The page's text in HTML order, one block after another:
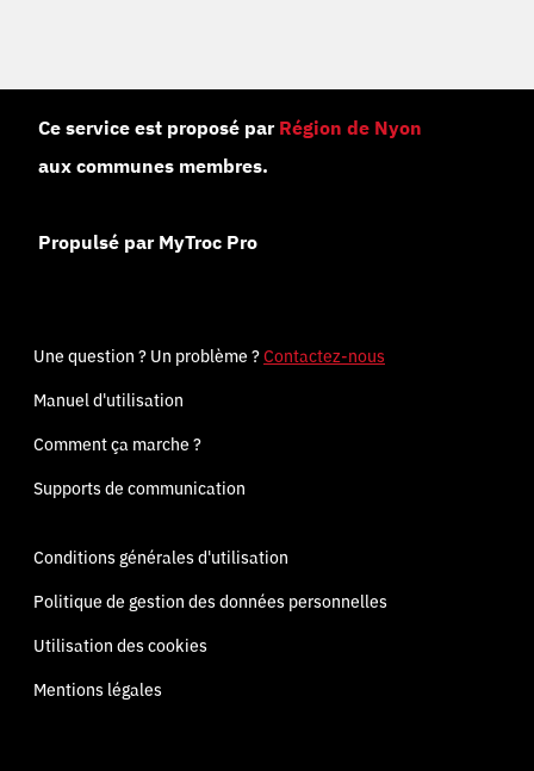
Ce service est proposé par Région de Nyon
aux communes membres.
Propulsé par MyTroc Pro
Une question ? Un problème ?Contactez-nous
Manuel d'utilisation
Comment ça marche ?
Supports de communication
Conditions générales d'utilisation
Politique de gestion des données personnelles
Utilisation des cookies
Mentions légales